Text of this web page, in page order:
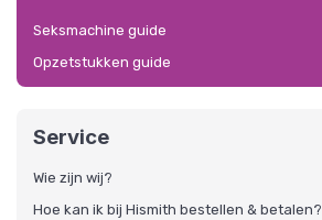
Seksmachine guide
Opzetstukken guide
Service
Wie zijn wij?
Hoe kan ik bij Hismith bestellen & betalen?